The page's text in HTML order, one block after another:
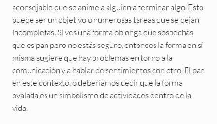
aconsejable que se anime a alguien a terminar algo. Esto
puede ser un objetivo o numerosas tareas que se dejan
incompletas. Si ves una forma oblonga que sospechas
que es pan pero no estás seguro, entonces la forma en sí
misma sugiere que hay problemas en torno a la
comunicación y a hablar de sentimientos con otro. El pan
en este contexto, o deberíamos decir que la forma
ovalada es un simbolismo de actividades dentro de la
vida.